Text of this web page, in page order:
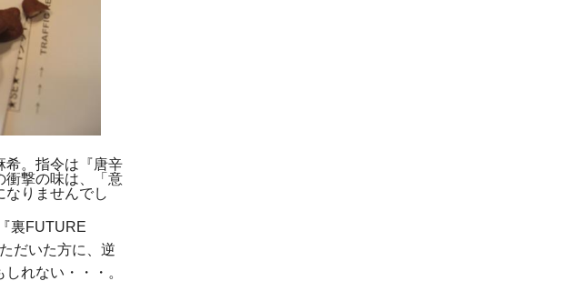
希。指令は『唐辛
衝撃の味は、「意
なりませんでし
裏FUTURE
だいた方に、逆
れない・・・。